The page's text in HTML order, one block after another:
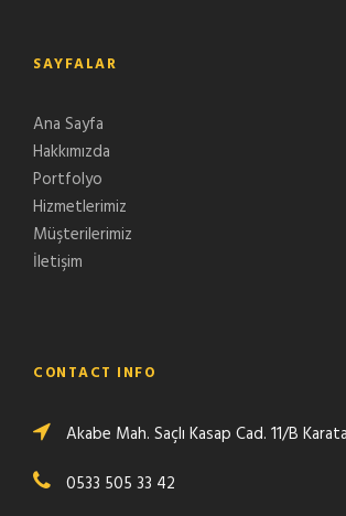
SAYFALAR
Ana Sayfa
Hakkımızda
Portfolyo
Hizmetlerimiz
Müşterilerimiz
İletişim
CONTACT INFO
Akabe Mah. Saçlı Kasap Cad. 11/B
0533 505 33 42